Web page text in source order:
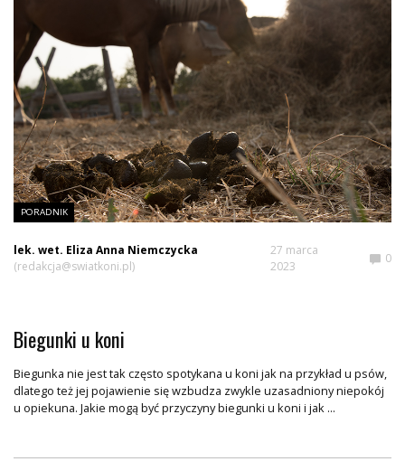
PORADNIK
lek. wet. Eliza Anna Niemczycka
(redakcja@swiatkoni.pl)
27 marca
2023
0
Biegunki u koni
Biegunka nie jest tak często spotykana u koni jak na przykład u psów,
dlatego też jej pojawienie się wzbudza zwykle uzasadniony niepokój
u opiekuna. Jakie mogą być przyczyny biegunki u koni i jak ...